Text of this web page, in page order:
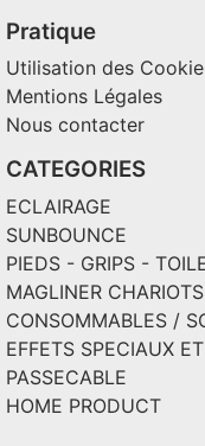
Pratique
Utilisation des
Mentions Légales
Nous contacter
CATEGORIES
ECLAIRAGE
SUNBOUNCE
PIEDS - GRIPS -
MAGLINER CHARIOTS
CONSOMMABLES /
EFFETS SPECIAUX
PASSECABLE
HOME PRODUCT